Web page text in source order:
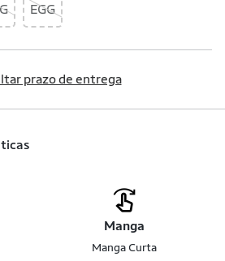
EGG
prazo de entrega
Manga
Manga Curta